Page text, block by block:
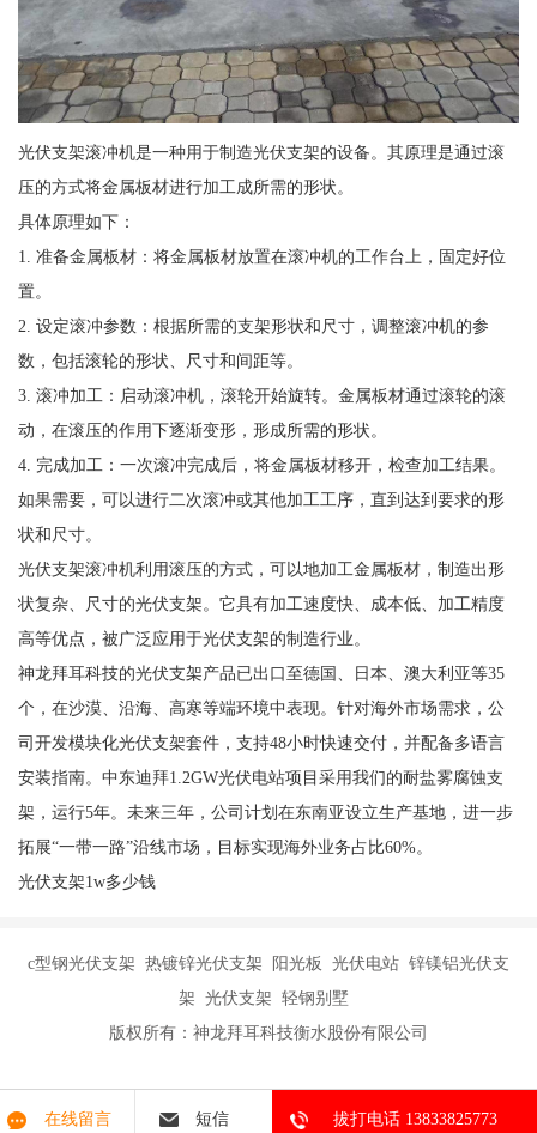
光伏支架滚冲机是一种用于制造光伏支架的设备。其原理是通过滚
压的方式将金属板材进行加工成所需的形状。
具体原理如下：
1. 准备金属板材：将金属板材放置在滚冲机的工作台上，固定好位
置。
2. 设定滚冲参数：根据所需的支架形状和尺寸，调整滚冲机的参
数，包括滚轮的形状、尺寸和间距等。
3. 滚冲加工：启动滚冲机，滚轮开始旋转。金属板材通过滚轮的滚
动，在滚压的作用下逐渐变形，形成所需的形状。
4. 完成加工：一次滚冲完成后，将金属板材移开，检查加工结果。
如果需要，可以进行二次滚冲或其他加工工序，直到达到要求的形
状和尺寸。
光伏支架滚冲机利用滚压的方式，可以地加工金属板材，制造出形
状复杂、尺寸的光伏支架。它具有加工速度快、成本低、加工精度
高等优点，被广泛应用于光伏支架的制造行业。
神龙拜耳科技的光伏支架产品已出口至德国、日本、澳大利亚等35
个，在沙漠、沿海、高寒等端环境中表现。针对海外市场需求，公
司开发模块化光伏支架套件，支持48小时快速交付，并配备多语言
安装指南。中东迪拜1.2GW光伏电站项目采用我们的耐盐雾腐蚀支
架，运行5年。未来三年，公司计划在东南亚设立生产基地，进一步
拓展“一带一路”沿线市场，目标实现海外业务占比60%。
光伏支架1w多少钱
c型钢光伏支架 热镀锌光伏支架 阳光板 光伏电站 锌镁铝光伏支
架 光伏支架 轻钢别墅
版权所有：神龙拜耳科技衡水股份有限公司
在线留言 短信 拔打电话 13833825773